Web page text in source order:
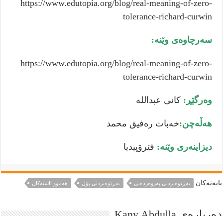
https://www.edutopia.org/blog/real-meaning-of-zero-
tolerance-richard-curwin
سەرچاوەی وێنە:
https://www.edutopia.org/blog/real-meaning-of-zero-
tolerance-richard-curwin
وەرگێڕ: كانی عبداللە
هەڵەچن:خەبات رەفیق محمد
دیزاینەری وێنە: فێرۆپیدیا
بابەتەكان بەڕێوەبردنی پەروەردەیی بەڕێوەبردنی پۆل هەموو ئاستەکان